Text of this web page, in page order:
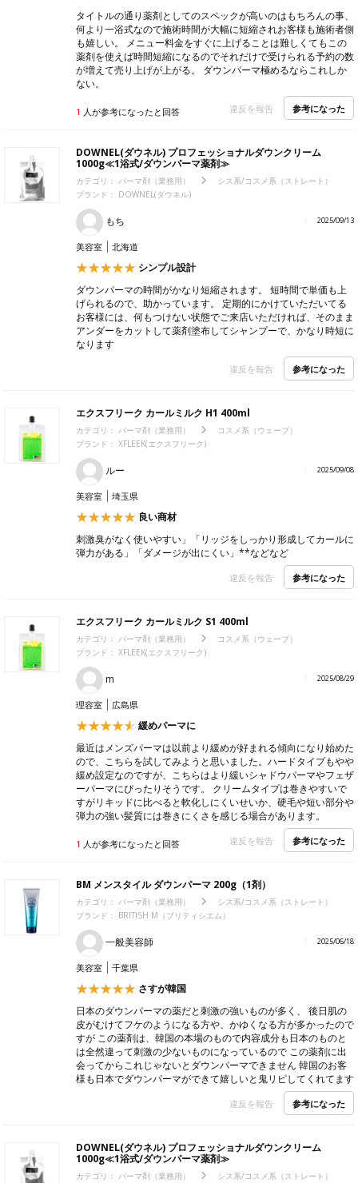
タイトルの通り薬剤としてのスペックが高いのはもちろんの事、
何より一浴式なので施術時間が大幅に短縮されお客様も施術者側
も嬉しい。 メニュー料金をすぐに上げることは難しくてもこの
薬剤を使えば時間短縮になるのでそれだけで受けられる予約の数
が増えて売り上げが上がる。 ダウンパーマ極めるならこれしか
ない。
1 人が参考になったと回答 違反を報告 参考になった
DOWNEL(ダウネル) プロフェッショナルダウンクリーム
1000g≪1浴式/ダウンパーマ薬剤≫
カテゴリ： パーマ剤（業務用）
シス系/コスメ系（ストレート）
ブランド： DOWNEL(ダウネル)
もち 2025/09/13
美容室 北海道
シンプル設計
ダウンパーマの時間がかなり短縮されます。 短時間で単価も上
げられるので、助かっています。 定期的にかけていただいてる
お客様には、何もつけない状態でご来店いただければ、そのまま
アンダーをカットして薬剤塗布してシャンプーで、かなり時短に
なります
違反を報告 参考になった
エクスフリーク カールミルク H1 400ml
カテゴリ： パーマ剤（業務用）
コスメ系（ウェーブ）
ブランド： XFLEEK(エクスフリーク)
ルー 2025/09/08
美容室 埼玉県
良い商材
刺激臭がなく使いやすい」「リッジをしっかり形成してカールに
弾力がある」「ダメージが出にくい」**などなど
違反を報告 参考になった
エクスフリーク カールミルク S1 400ml
カテゴリ： パーマ剤（業務用）
コスメ系（ウェーブ）
ブランド： XFLEEK(エクスフリーク)
m 2025/08/29
理容室 広島県
緩めパーマに
最近はメンズパーマは以前より緩めが好まれる傾向になり始めた
ので、こちらを試してみようと思いました。ハードタイプもやや
緩め設定なのですが、こちらはより緩いシャドウパーマやフェザ
ーパーマにぴったりそうです。 クリームタイプは巻きやすいで
すがリキッドに比べると軟化しにくいせいか、硬毛や短い部分や
弾力の強い髪質には巻きにくさを感じる場合があります。
1 人が参考になったと回答 違反を報告 参考になった
BM メンスタイル ダウンパーマ 200g（1剤）
カテゴリ： パーマ剤（業務用）
シス系/コスメ系（ストレート）
ブランド： BRITISH M（ブリティシエム）
一般美容師 2025/06/18
美容室 千葉県
さすが韓国
日本のダウンパーマの薬だと刺激の強いものが多く、 後日肌の
皮がむけてフケのようになる方や、かゆくなる方が多かったので
すが この薬剤は、韓国の本場のもので内容成分も日本のものと
は全然違って刺激の少ないものになっているので この薬剤に出
会ってからこれじゃないとダウンパーマできません 韓国のお客
様も日本でダウンパーマができて嬉しいと鬼リピしてくれてます
違反を報告 参考になった
DOWNEL(ダウネル) プロフェッショナルダウンクリーム
1000g≪1浴式/ダウンパーマ薬剤≫
カテゴリ： パーマ剤（業務用）
シス系/コスメ系（ストレート）